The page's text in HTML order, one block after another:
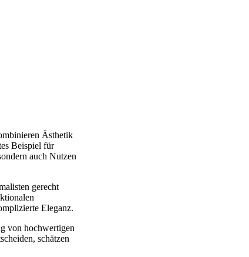
Ästhetik
Beispiel für
auch Nutzen
gerecht
Eleganz.
von hochwertigen
schätzen